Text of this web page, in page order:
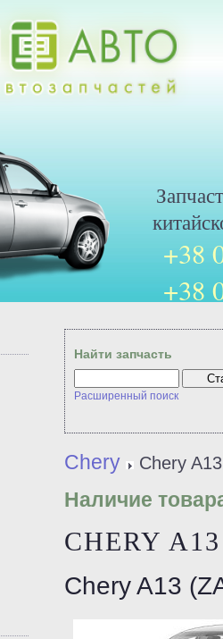
+38
+38
Найти запчасть
Расширенный поиск
Chery Chery A13
Наличие
CHERY A13
Chery A13